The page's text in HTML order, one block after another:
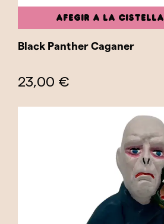
AFEGIR A LA CISTELLA
Black Panther Caganer
23,00 €